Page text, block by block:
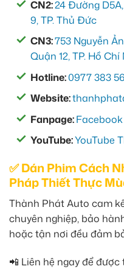
CN2:24 Đường
9, TP. Thủ Đức
CN3:753 Nguyễn
Quận 12, TP. Hồ Chí
Hotline:0977 383
Website:
Fanpage:
YouTube:YouTube
✅ Dán Phim Cách
Pháp Thiết Thực
Thành Phát Auto cam
chuyên nghiệp, bảo
hoặc tận nơi đều đảm
📲 Liên hệ ngay để